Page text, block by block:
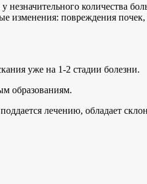
количества
повреждения
уже на 1-2 стадии болезни.
образованиям.
лечению, обладает